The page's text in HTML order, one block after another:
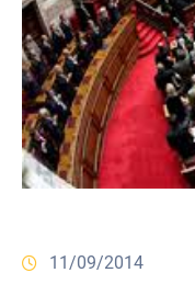
11/09/2014